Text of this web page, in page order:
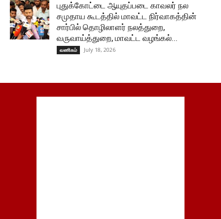
புதுக்கோட்டை ஆயுதப்படை காவலர் நல
சமுதாய கூடத்தில் மாவட்ட நிர்வாகத்தின்
சார்பில் தொழிலாளர் நலத்துறை,
வருவாய்த்துறை, மாவட்ட வழங்கல்...
வணிகம் July 18, 2026